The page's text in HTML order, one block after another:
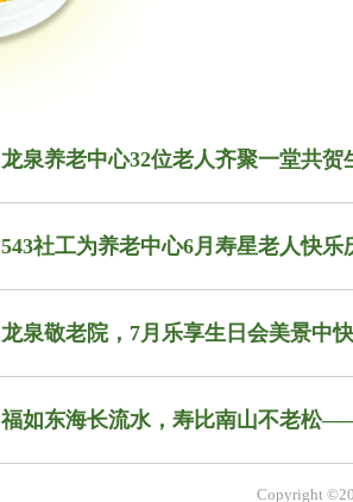
龙泉养老中心32位老人齐聚一堂共贺
543社工为养老中心6月寿星老人快乐
龙泉敬老院，7月乐享生日会美景中
福如东海长流水，寿比南山不老松
Copyright